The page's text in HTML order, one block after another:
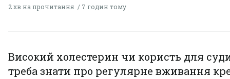
2 хв на прочитання 7 годин тому
Високий холестерин чи користь для
треба знати про регулярне вживання